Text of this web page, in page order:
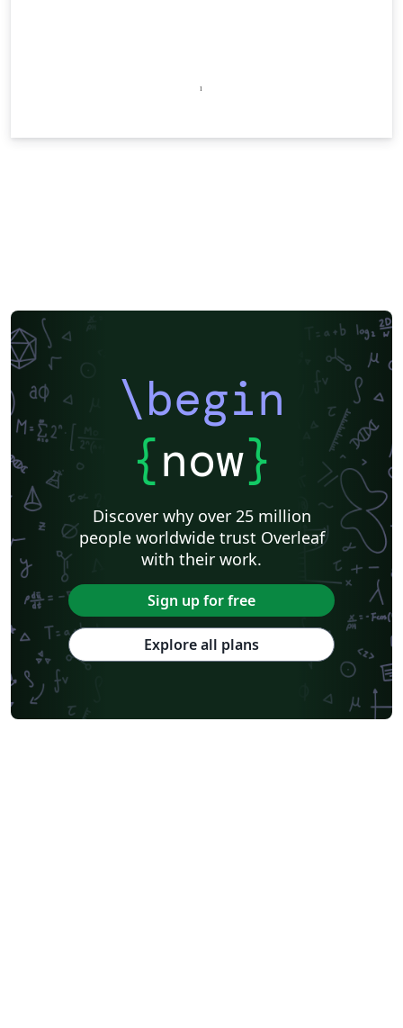
\begin
{now}
Discover why over 25 million
people worldwide trust Overleaf
with their work.
Sign up for free
Explore all plans